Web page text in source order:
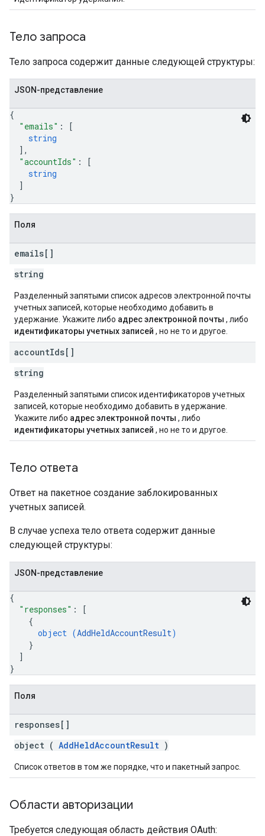
Тело запроса
Тело запроса содержит данные следующей структуры:
JSON-представление
{
"emails" :
[
string
] ,
"accountIds" :
[
string
]
}
Поля
emails[]
string
Разделенный запятыми список адресов электронной почты
учетных записей, которые необходимо добавить в
удержание. Укажите либо адрес электронной почты , либо
идентификаторы учетных записей , но не то и другое.
accountIds[]
string
Разделенный запятыми список идентификаторов учетных
записей, которые необходимо добавить в удержание.
Укажите либо адрес электронной почты , либо
идентификаторы учетных записей , но не то и другое.
Тело ответа
Ответ на пакетное создание заблокированных
учетных записей.
В случае успеха тело ответа содержит данные
следующей структуры:
JSON-представление
{
"responses" :
[
{
object (AddHeldAccountResult)
}
]
}
Поля
responses[]
object ( AddHeldAccountResult )
Список ответов в том же порядке, что и пакетный запрос.
Области авторизации
Требуется следующая область действия OAuth: